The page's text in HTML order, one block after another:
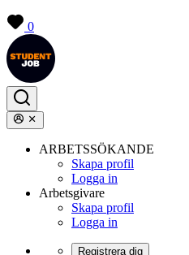
0
ARBETSSÖKANDE
Skapa profil
Logga in
Arbetsgivare
Skapa profil
Logga in
Registrera dig